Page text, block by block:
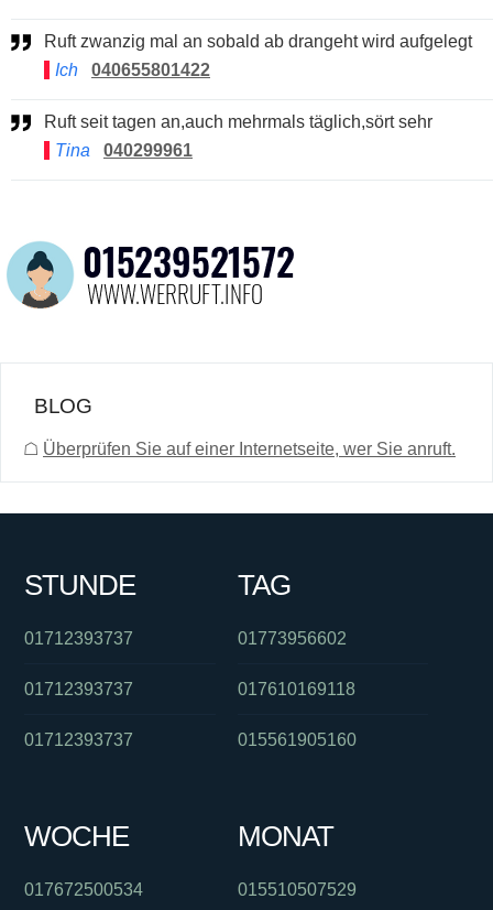
Ruft zwanzig mal an sobald ab drangeht wird aufgelegt
Ich
040655801422
Ruft seit tagen an,auch mehrmals täglich,sört sehr
Tina
040299961
BLOG
☖ Überprüfen Sie auf einer Internetseite, wer Sie anruft.
STUNDE
01712393737
01712393737
01712393737
TAG
01773956602
017610169118
015561905160
WOCHE
017672500534
MONAT
015510507529